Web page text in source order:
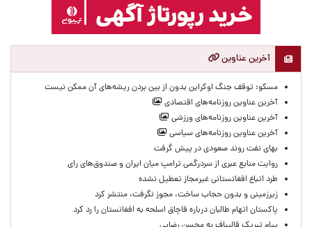
آخرین عناوین
مسکو: توقف جنگ اوکراین بدون از بین بردن ریشه‌های آن ممکن نیست
آخرین عناوین روزنامه‌های اقتصادی
آخرین عناوین روزنامه‌های ورزشی
آخرین عناوین روزنامه‌های سیاسی
بهای نفت روند صعودی در پیش گرفت
روایت منابع عبری از سردرگمی ترامپ میان ایران و صندوق‌های رای
طرد اتباع افغانستانی غیرمجاز تعطیل نشده
زیرزمینی و بدون حجاب ساخت، مجوز نگرفت، منتشر کرد
پاکستان اتهام طالبان درباره قاچاق اسلحه به افغانستان را رد کرد